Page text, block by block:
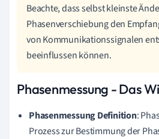
Beachte, dass selbst kleinste
Phasenverschiebung den
von Kommunikationssignalen
beeinflussen können.
Phasenmessung - Das
Phasenmessung Definition:
Prozess zur Bestimmung der